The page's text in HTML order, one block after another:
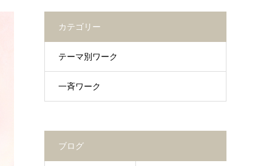
カテゴリー
テーマ別ワーク
一斉ワーク
ブログ